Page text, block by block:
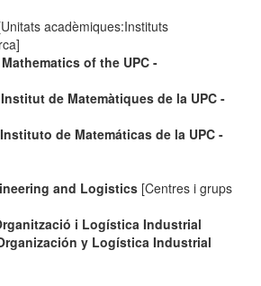
acadèmiques:Instituts
of the UPC -
Institut de Matemàtiques de la UPC -
Instituto de Matemáticas de la UPC -
and Logistics [Centres i grups
i Logística Industrial
y Logística Industrial